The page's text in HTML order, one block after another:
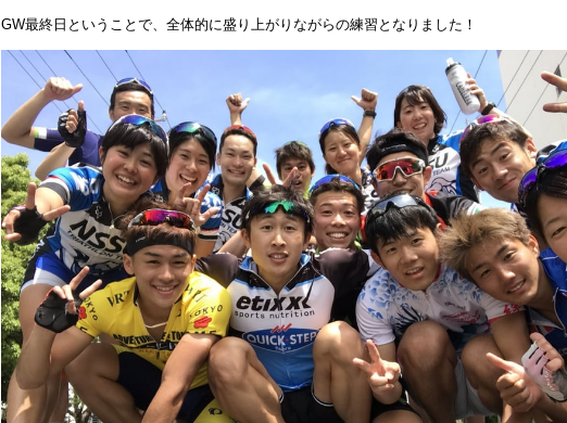
GW最終日ということで、全体的に盛り上がりながらの練習となりました！